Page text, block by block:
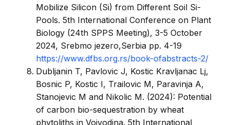
Mobilize Silicon (Si) from Different Soil Si-
Pools. 5th International Conference on Plant
Biology (24th SPPS Meeting), 3-5 October
2024, Srebmo jezero,Serbia pp. 4-19
https://www.dfbs.org.rs/book-ofabstracts-2/
Dubljanin T, Pavlovic J, Kostic Kravljanac Lj,
Bosnic P, Kostic I, Trailovic M, Paravinja A,
Stanojevic M and Nikolic M. (2024): Potential
of carbon bio-sequestration by wheat
phytoliths in Vojvodina. 5th International